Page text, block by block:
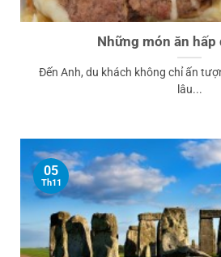
Những món ăn hấp
Đến Anh, du khách không chỉ ấn
lâu...
05
Th11